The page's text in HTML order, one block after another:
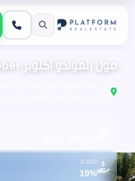
مول الموندو أكتوبر Mall il Mondo October
مقدم
10%